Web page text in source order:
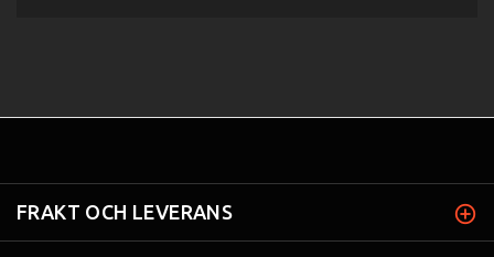
FRAKT OCH LEVERANS